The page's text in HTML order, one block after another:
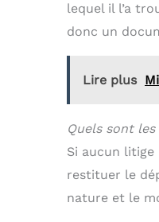
lequel il l’a
donc un
Lire plus
Quels sont
Si aucun litige
restituer le
nature et le